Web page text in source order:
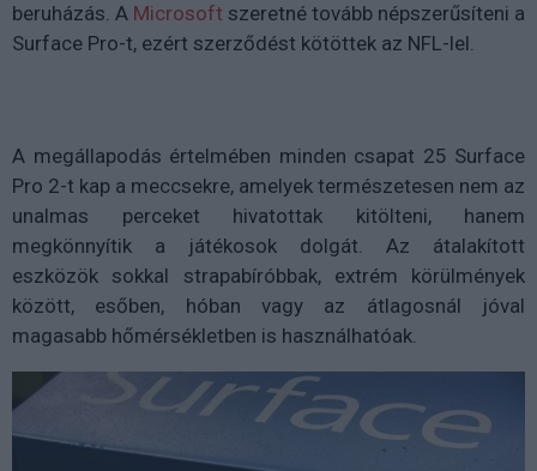
beruházás. A Microsoft szeretné tovább népszerűsíteni a
Surface Pro-t, ezért szerződést kötöttek az NFL-lel.
A megállapodás értelmében minden csapat 25 Surface
Pro 2-t kap a meccsekre, amelyek természetesen nem az
unalmas perceket hivatottak kitölteni, hanem
megkönnyítik a játékosok dolgát. Az átalakított
eszközök sokkal strapabíróbbak, extrém körülmények
között, esőben, hóban vagy az átlagosnál jóval
magasabb hőmérsékletben is használhatóak.